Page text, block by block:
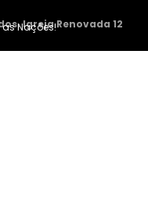
Igreja Renovada 12
Nações!